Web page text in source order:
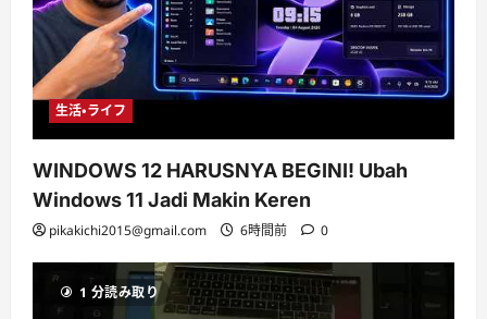
生活・ライフ
WINDOWS 12 HARUSNYA BEGINI! Ubah
Windows 11 Jadi Makin Keren
pikakichi2015@gmail.com 6時間前 0
1 分読み取り